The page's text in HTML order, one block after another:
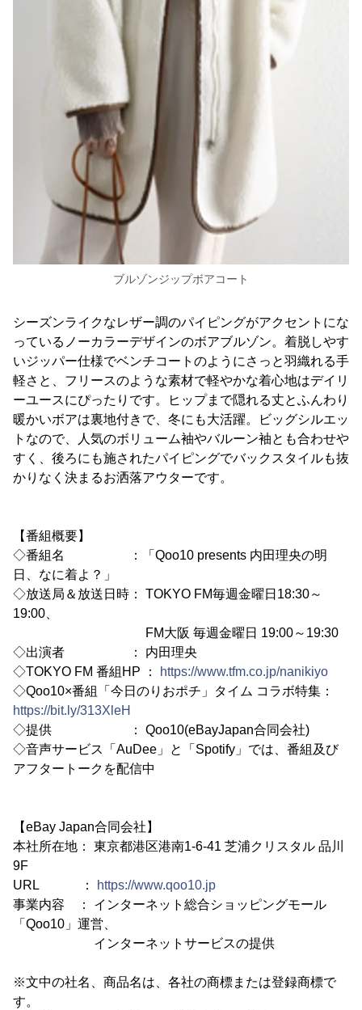
ブルゾンジップボアコート
シーズンライクなレザー調のパイピングがアクセントにな
っているノーカラーデザインのボアブルゾン。着脱しやす
いジッパー仕様でベンチコートのようにさっと羽織れる手
軽さと、フリースのような素材で軽やかな着心地はデイリ
ーユースにぴったりです。ヒップまで隠れる丈とふんわり
暖かいボアは裏地付きで、冬にも大活躍。ビッグシルエッ
トなので、人気のボリューム袖やバルーン袖とも合わせや
すく、後ろにも施されたパイピングでバックスタイルも抜
かりなく決まるお洒落アウターです。
【番組概要】
◇番組名 ：「Qoo10 presents 内田理央の明
日、なに着よ？」
◇放送局＆放送日時： TOKYO FM毎週金曜日18:30～
19:00、
FM大阪 毎週金曜日 19:00～19:30
◇出演者 ： 内田理央
◇TOKYO FM 番組HP ：
https://www.tfm.co.jp/nanikiyo
◇Qoo10×番組「今日のりおポチ」タイム コラボ特集：
https://bit.ly/313XleH
◇提供 ： Qoo10(eBayJapan合同会社)
◇音声サービス「AuDee」と「Spotify」では、番組及び
アフタートークを配信中
【eBay Japan合同会社】
本社所在地： 東京都港区港南1-6-41 芝浦クリスタル 品川
9F
URL ：
https://www.qoo10.jp
事業内容 ： インターネット総合ショッピングモール
「Qoo10」運営、
インターネットサービスの提供
※文中の社名、商品名は、各社の商標または登録商標で
す。